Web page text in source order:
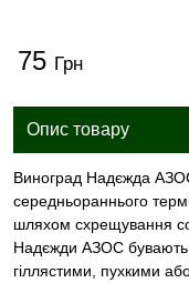
75 Грн
Опис товару
Виноград Надєжда
середньораннього
шляхом схрещування
Надєжди АЗОС бувають
гіллястими, пухкими